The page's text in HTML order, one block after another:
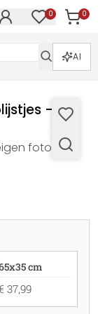
0 0
AI
-
foto's
cm
37,99